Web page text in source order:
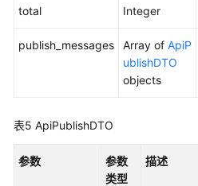
量
total Integer
publish_messages Array of ApiP
ublishDTO
objects
表5 ApiPublishDTO
参数
参数
类型
描述